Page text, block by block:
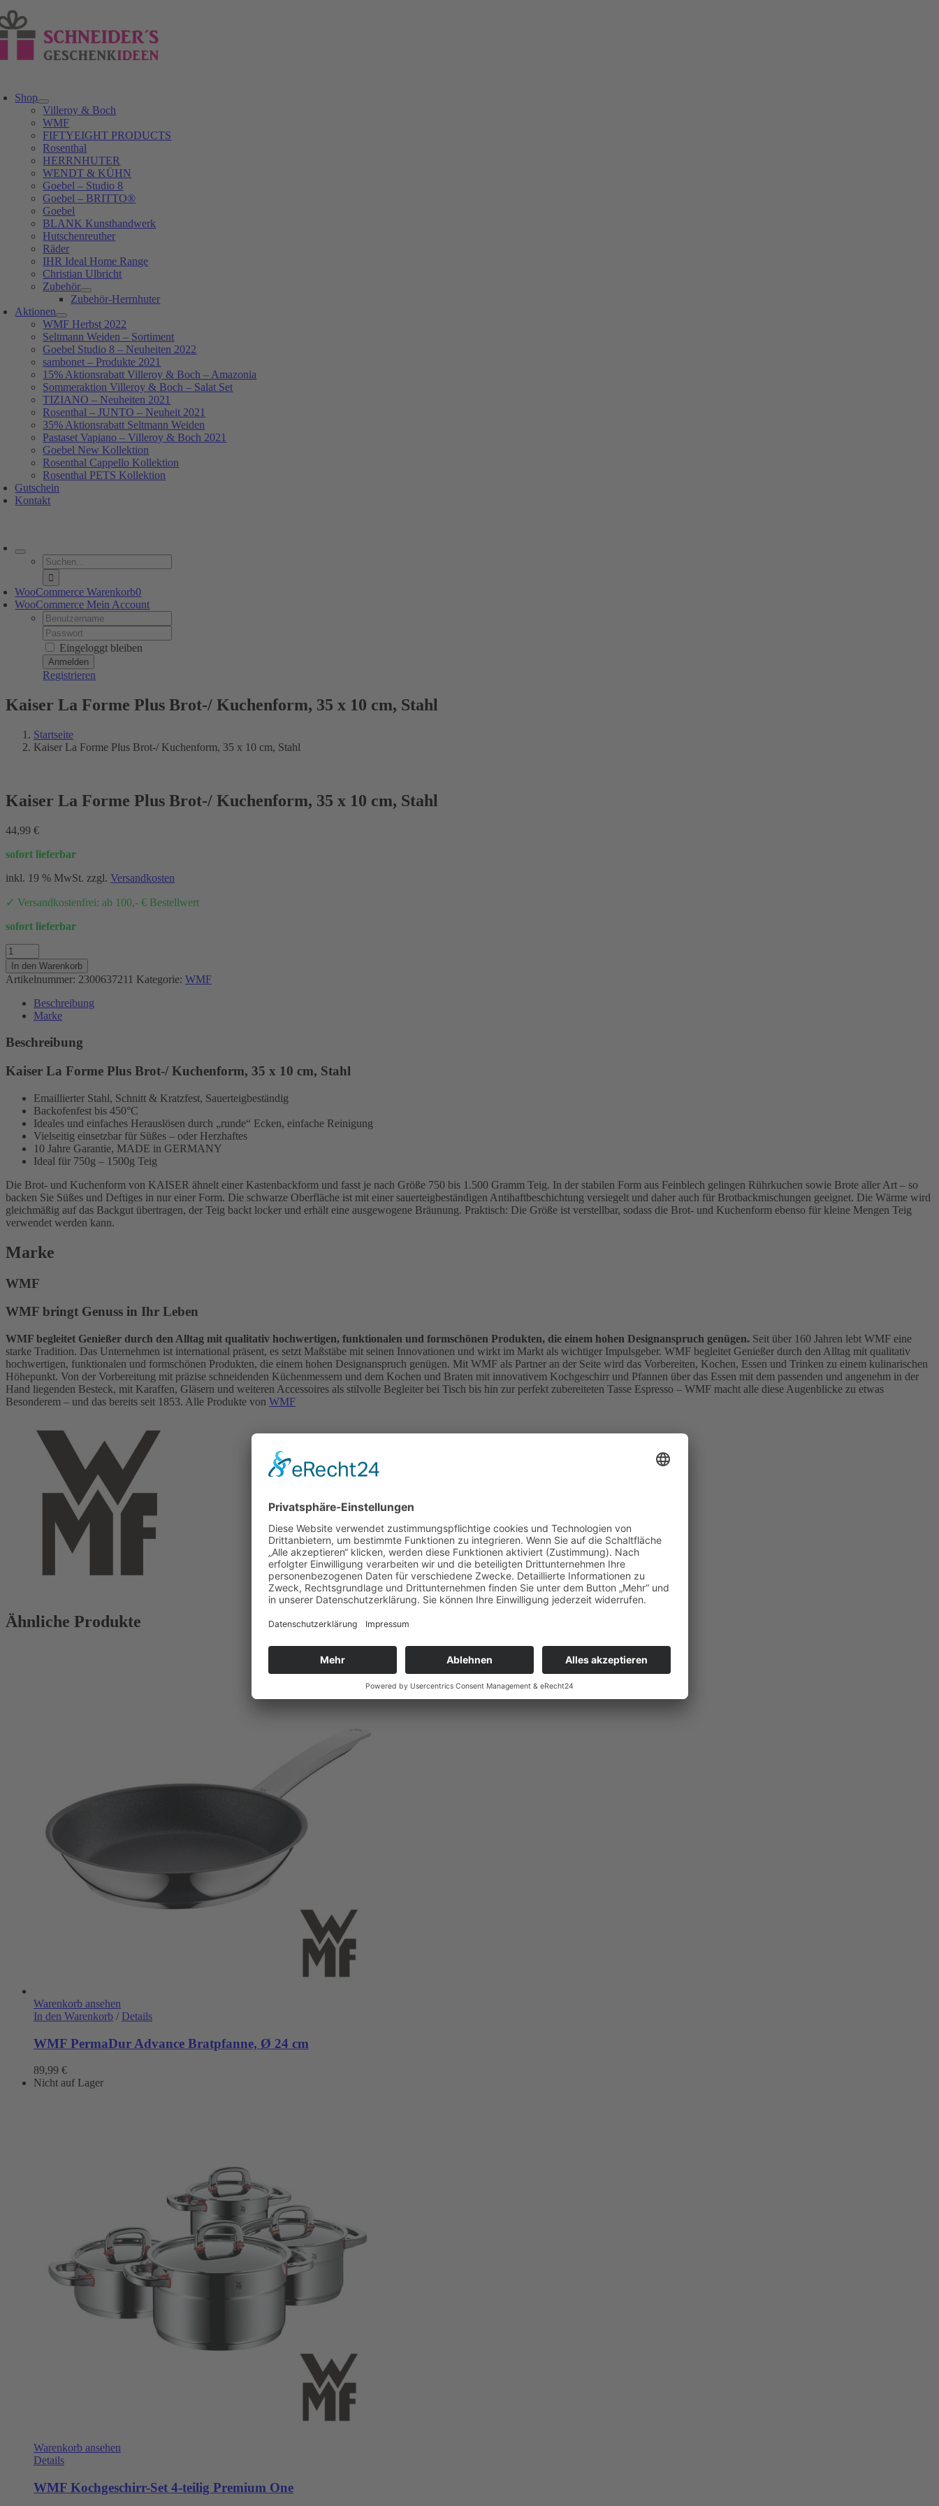
Zum
Inhalt
springen
Shop
Villeroy & Boch
WMF
FIFTYEIGHT PRODUCTS
Rosenthal
HERRNHUTER
WENDT & KÜHN
Goebel – Studio 8
Goebel – BRITTO®
Goebel
BLANK Kunsthandwerk
Hutschenreuther
Räder
IHR Ideal Home Range
Christian Ulbricht
Zubehör
Zubehör-Herrnhuter
Aktionen
WMF Herbst 2022
Seltmann Weiden – Sortiment
Goebel Studio 8 – Neuheiten 2022
sambonet – Produkte 2021
15% Aktionsrabatt Villeroy & Boch – Amazonia
Sommeraktion Villeroy & Boch – Salat Set
TIZIANO – Neuheiten 2021
Rosenthal – JUNTO – Neuheit 2021
35% Aktionsrabatt Seltmann Weiden
Pastaset Vapiano – Villeroy & Boch 2021
Goebel New Kollektion
Rosenthal Cappello Kollektion
Rosenthal PETS Kollektion
Gutschein
Kontakt
Suche
nach:
WooCommerce Warenkorb0
WooCommerce Mein Account
Username:
Password:
Eingeloggt bleiben
Registrieren
Kaiser La Forme Plus Brot-/ Kuchenform, 35 x 10 cm, Stahl
Startseite
Kaiser La Forme Plus Brot-/ Kuchenform, 35 x 10 cm, Stahl
Kaiser La Forme Plus Brot-/ Kuchenform, 35 x 10 cm, Stahl
44,99 €
sofort lieferbar
inkl. 19 % MwSt. zzgl. Versandkosten
✓ Versandkostenfrei: ab 100,- € Bestellwert
sofort lieferbar
Kaiser
La
Forme
Plus
Brot-/
Kuchenform,
x
10
Stahl
In den Warenkorb
Artikelnummer: 2300637211 Kategorie: WMF
Beschreibung
Marke
Beschreibung
Kaiser La Forme Plus Brot-/ Kuchenform, 35 x 10 cm, Stahl
Emaillierter Stahl, Schnitt & Kratzfest, Sauerteigbeständig
Backofenfest bis 450°C
Ideales und einfaches Herauslösen durch „runde“ Ecken, einfache Reinigung
Vielseitig einsetzbar für Süßes – oder Herzhaftes
10 Jahre Garantie, MADE in GERMANY
Ideal für 750g – 1500g Teig
Die Brot- und Kuchenform von KAISER ähnelt einer Kastenbackform und fasst je nach Größe 750 bis 1.500 Gramm Teig. In der stabilen Form aus Feinblech gelingen Rührkuchen sowie Brote aller Art – so
backen Sie Süßes und Deftiges in nur einer Form. Die schwarze Oberfläche ist mit einer sauerteigbeständigen Antihaftbeschichtung versiegelt und daher auch für Brotbackmischungen geeignet. Die Wärme wird
gleichmäßig auf das Backgut übertragen, der Teig backt locker und erhält eine ausgewogene Bräunung. Praktisch: Die Größe ist verstellbar, sodass die Brot- und Kuchenform ebenso für kleine Mengen Teig
verwendet werden kann.
Marke
WMF
WMF bringt Genuss in Ihr Leben
WMF begleitet Genießer durch den Alltag mit qualitativ hochwertigen, funktionalen und formschönen Produkten, die einem hohen Designanspruch genügen. Seit über 160 Jahren lebt WMF eine
starke Tradition. Das Unternehmen ist international präsent, es setzt Maßstäbe mit seinen Innovationen und wirkt im Markt als wichtiger Impulsgeber. WMF begleitet Genießer durch den Alltag mit qualitativ
hochwertigen, funktionalen und formschönen Produkten, die einem hohen Designanspruch genügen. Mit WMF als Partner an der Seite wird das Vorbereiten, Kochen, Essen und Trinken zu einem kulinarischen
Höhepunkt. Von der Vorbereitung mit präzise schneidenden Küchenmessern und dem Kochen und Braten mit innovativem Kochgeschirr und Pfannen über das Essen mit dem passenden und angenehm in der
Hand liegenden Besteck, mit Karaffen, Gläsern und weiteren Accessoires als stilvolle Begleiter bei Tisch bis hin zur perfekt zubereiteten Tasse Espresso – WMF macht alle diese Augenblicke zu etwas
Besonderem – und das bereits seit 1853. Alle Produkte von WMF
Ähnliche Produkte
Warenkorb ansehen
In den Warenkorb / Details
WMF PermaDur Advance Bratpfanne, Ø 24 cm
89,99 €
Nicht auf Lager
Warenkorb ansehen
Details
WMF Kochgeschirr-Set 4-teilig Premium One